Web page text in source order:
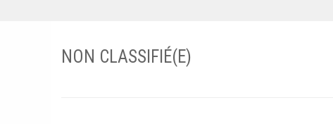
NON CLASSIFIÉ(E)